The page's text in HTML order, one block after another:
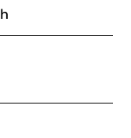
MITGLIEDER